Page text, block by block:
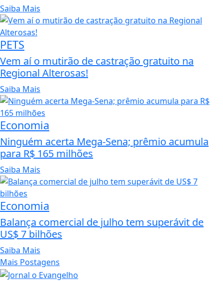
Saiba Mais
PETS
Vem aí o mutirão de castração gratuito na
Regional Alterosas!
Saiba Mais
Economia
Ninguém acerta Mega-Sena; prêmio acumula
para R$ 165 milhões
Saiba Mais
Economia
Balança comercial de julho tem superávit de
US$ 7 bilhões
Saiba Mais
Mais Postagens